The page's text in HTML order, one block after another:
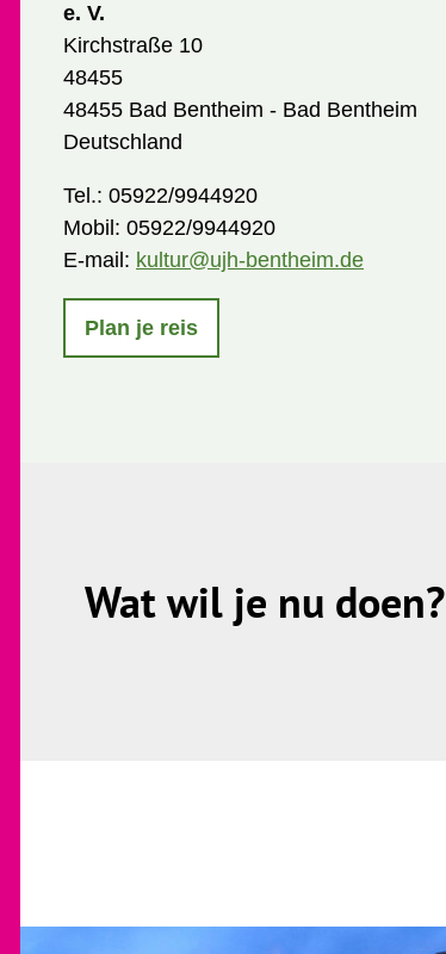
e. V.
Kirchstraße 10
48455
48455 Bad Bentheim - Bad Bentheim
Deutschland
Tel.: 05922/9944920
Mobil: 05922/9944920
E-mail: kultur@ujh-bentheim.de
Plan je reis
Wat wil je nu doen?